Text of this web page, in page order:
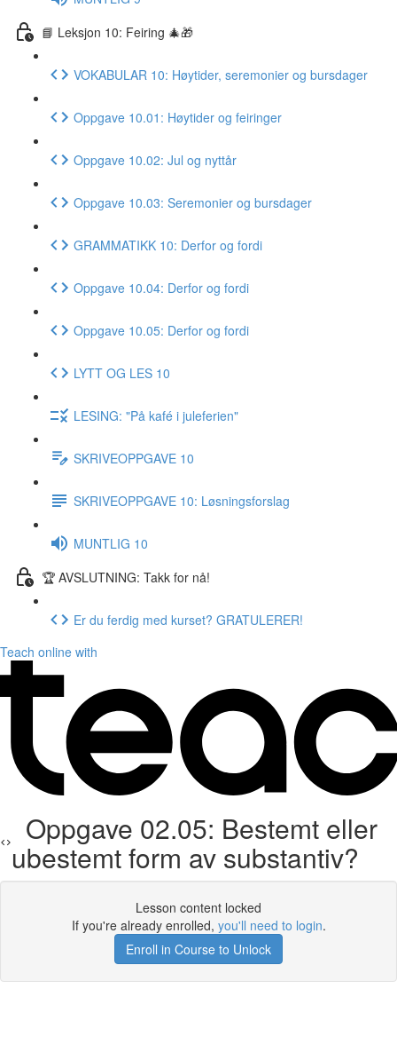
📘 Leksjon 10: Feiring 🎄🎁
VOKABULAR 10: Høytider, seremonier og bursdager
Oppgave 10.01: Høytider og feiringer
Oppgave 10.02: Jul og nyttår
Oppgave 10.03: Seremonier og bursdager
GRAMMATIKK 10: Derfor og fordi
Oppgave 10.04: Derfor og fordi
Oppgave 10.05: Derfor og fordi
LYTT OG LES 10
LESING: "På kafé i juleferien"
SKRIVEOPPGAVE 10
SKRIVEOPPGAVE 10: Løsningsforslag
MUNTLIG 10
🏆 AVSLUTNING: Takk for nå!
Er du ferdig med kurset? GRATULERER!
Teach online with
Oppgave 02.05: Bestemt eller
ubestemt form av substantiv?
Lesson content locked
If you're already enrolled, you'll need to login.
Enroll in Course to Unlock